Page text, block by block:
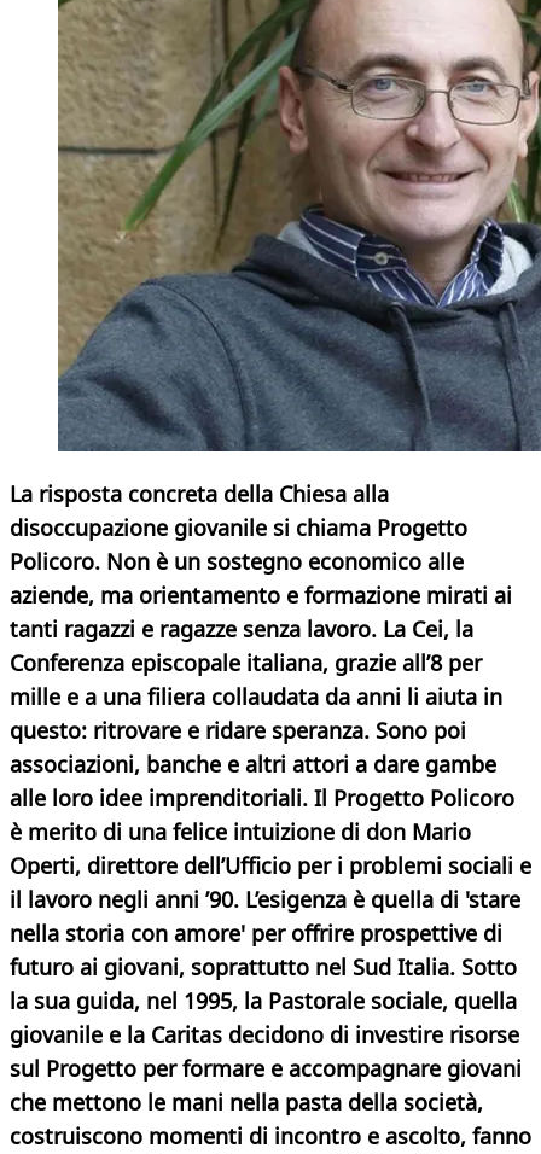
La risposta concreta della Chiesa alla
disoccupazione giovanile si chiama Progetto
Policoro. Non è un sostegno economico alle
aziende, ma orientamento e formazione mirati ai
tanti ragazzi e ragazze senza lavoro. La Cei, la
Conferenza episcopale italiana, grazie all’8 per
mille e a una filiera collaudata da anni li aiuta in
questo: ritrovare e ridare speranza. Sono poi
associazioni, banche e altri attori a dare gambe
alle loro idee imprenditoriali. Il Progetto Policoro
è merito di una felice intuizione di don Mario
Operti, direttore dell’Ufficio per i problemi sociali e
il lavoro negli anni ’90. L’esigenza è quella di 'stare
nella storia con amore' per offrire prospettive di
futuro ai giovani, soprattutto nel Sud Italia. Sotto
la sua guida, nel 1995, la Pastorale sociale, quella
giovanile e la Caritas decidono di investire risorse
sul Progetto per formare e accompagnare giovani
che mettono le mani nella pasta della società,
costruiscono momenti di incontro e ascolto, fanno